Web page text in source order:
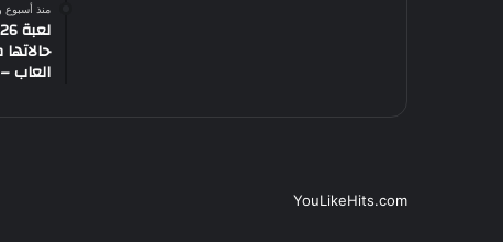
منذ أسبوع
العاب
YouLikeHits.com